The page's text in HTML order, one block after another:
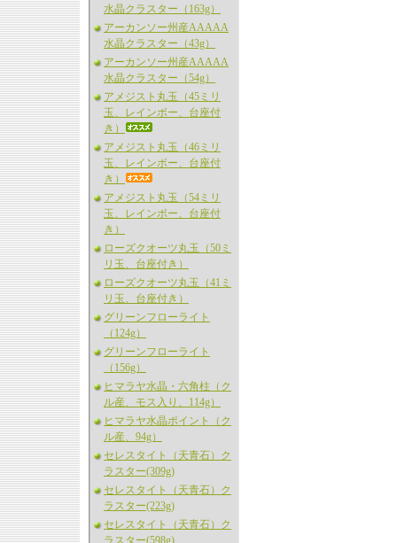
水晶クラスター（163g）
アーカンソー州産AAAAA
水晶クラスター（43g）
アーカンソー州産AAAAA
水晶クラスター（54g）
アメジスト丸玉（45ミリ
玉、レインボー、台座付
き）
アメジスト丸玉（46ミリ
玉、レインボー、台座付
き）
アメジスト丸玉（54ミリ
玉、レインボー、台座付
き）
ローズクオーツ丸玉（50ミ
リ玉、台座付き）
ローズクオーツ丸玉（41ミ
リ玉、台座付き）
グリーンフローライト
（124g）
グリーンフローライト
（156g）
ヒマラヤ水晶・六角柱（ク
ル産、モス入り、114g）
ヒマラヤ水晶ポイント（ク
ル産、94g）
セレスタイト（天青石）ク
ラスター(309g)
セレスタイト（天青石）ク
ラスター(223g)
セレスタイト（天青石）ク
ラスター(598g)